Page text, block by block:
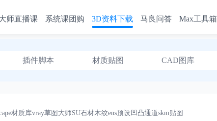
师直播课 系统课团购 3D资料下载 马良问答 Max工具箱
插件脚本 材质贴图 CAD图库
材质库vray草图大师SU石材木纹ens预设凹凸通道skm贴图